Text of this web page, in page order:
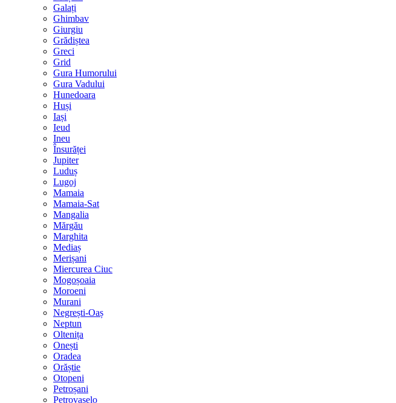
Galați
Ghimbav
Giurgiu
Grădiștea
Greci
Grid
Gura Humorului
Gura Vadului
Hunedoara
Huși
Iași
Ieud
Ineu
Însurăței
Jupiter
Luduș
Lugoj
Mamaia
Mamaia-Sat
Mangalia
Mărgău
Marghita
Mediaș
Merișani
Miercurea Ciuc
Mogoșoaia
Moroeni
Murani
Negrești-Oaș
Neptun
Oltenița
Onești
Oradea
Orăștie
Otopeni
Petroșani
Petrovaselo